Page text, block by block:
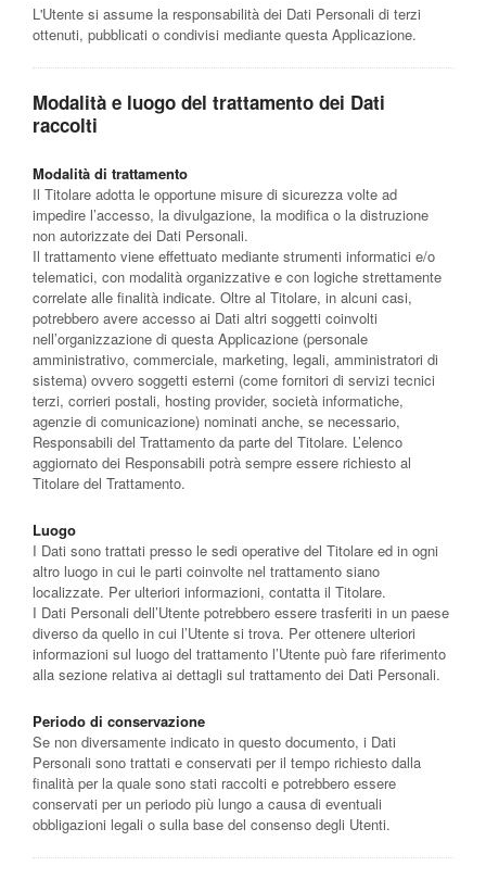
L'Utente si assume la responsabilità dei Dati Personali di terzi
ottenuti, pubblicati o condivisi mediante questa Applicazione.
Modalità e luogo del trattamento dei Dati
raccolti
Modalità di trattamento
Il Titolare adotta le opportune misure di sicurezza volte ad
impedire l’accesso, la divulgazione, la modifica o la distruzione
non autorizzate dei Dati Personali.
Il trattamento viene effettuato mediante strumenti informatici e/o
telematici, con modalità organizzative e con logiche strettamente
correlate alle finalità indicate. Oltre al Titolare, in alcuni casi,
potrebbero avere accesso ai Dati altri soggetti coinvolti
nell’organizzazione di questa Applicazione (personale
amministrativo, commerciale, marketing, legali, amministratori di
sistema) ovvero soggetti esterni (come fornitori di servizi tecnici
terzi, corrieri postali, hosting provider, società informatiche,
agenzie di comunicazione) nominati anche, se necessario,
Responsabili del Trattamento da parte del Titolare. L’elenco
aggiornato dei Responsabili potrà sempre essere richiesto al
Titolare del Trattamento.
Luogo
I Dati sono trattati presso le sedi operative del Titolare ed in ogni
altro luogo in cui le parti coinvolte nel trattamento siano
localizzate. Per ulteriori informazioni, contatta il Titolare.
I Dati Personali dell’Utente potrebbero essere trasferiti in un paese
diverso da quello in cui l’Utente si trova. Per ottenere ulteriori
informazioni sul luogo del trattamento l’Utente può fare riferimento
alla sezione relativa ai dettagli sul trattamento dei Dati Personali.
Periodo di conservazione
Se non diversamente indicato in questo documento, i Dati
Personali sono trattati e conservati per il tempo richiesto dalla
finalità per la quale sono stati raccolti e potrebbero essere
conservati per un periodo più lungo a causa di eventuali
obbligazioni legali o sulla base del consenso degli Utenti.